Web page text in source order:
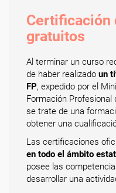
Certificación
gratuitos
Al terminar un curso
de haber realizado un
FP, expedido por el
Formación Profesional
se trate de una
obtener una
Las certificaciones
en todo el ámbito
posee las
desarrollar una